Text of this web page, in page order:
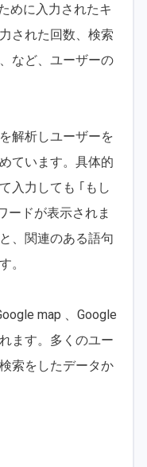
めに入力されたキ
された回数、検索
など、ユーザーの
解析しユーザーを
ています。具体的
入力しても ｢もし
ードが表示されま
、関連のある語句
。
map 、Google
ます。多くのユー
索をしたデータか